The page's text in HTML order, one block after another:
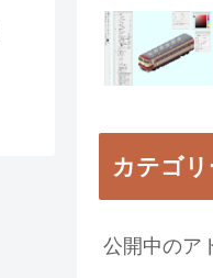
カテゴリ
公開中のア